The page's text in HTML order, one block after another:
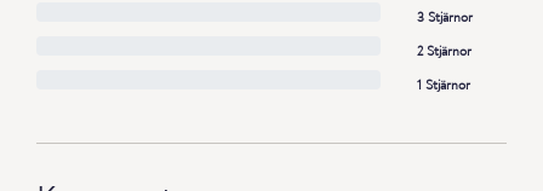
3 Stjärnor
2 Stjärnor
1 Stjärnor